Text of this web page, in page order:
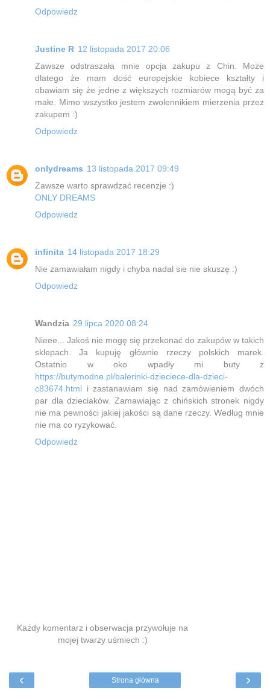
Odpowiedz
Justine R 12 listopada 2017 20:06
Zawsze odstraszała mnie opcja zakupu z Chin. Może
dlatego że mam dość europejskie kobiece kształty i
obawiam się że jedne z większych rozmiarów mogą być za
małe. Mimo wszystko jestem zwolennikiem mierzenia przez
zakupem :)
Odpowiedz
onlydreams 13 listopada 2017 09:49
Zawsze warto sprawdzać recenzje :)
ONLY DREAMS
Odpowiedz
infinita 14 listopada 2017 18:29
Nie zamawiałam nigdy i chyba nadal sie nie skuszę :)
Odpowiedz
Wandzia 29 lipca 2020 08:24
Nieee... Jakoś nie mogę się przekonać do zakupów w takich
sklepach. Ja kupuję głównie rzeczy polskich marek.
Ostatnio w oko wpadły mi buty z
https://butymodne.pl/balerinki-dzieciece-dla-dzieci-
c83674.html i zastanawiam się nad zamówieniem dwóch
par dla dzieciaków. Zamawiając z chińskich stronek nigdy
nie ma pewności jakiej jakości są dane rzeczy. Według mnie
nie ma co ryzykować.
Odpowiedz
Każdy komentarz i obserwacja przywołuje na
mojej twarzy uśmiech :)
‹ ›
Strona główna